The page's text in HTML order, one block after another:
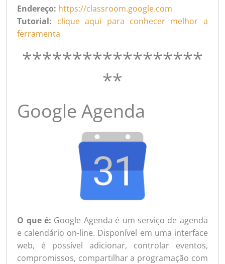
Endereço: https://classroom.google.com
Tutorial: clique aqui para conhecer melhor a
ferramenta
******************
**
Google Agenda
O que é: Google Agenda é um serviço de agenda
e calendário on-line. Disponível em uma interface
web, é possível adicionar, controlar eventos,
compromissos, compartilhar a programação com